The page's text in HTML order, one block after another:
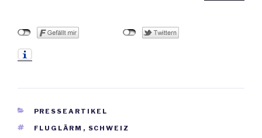
KATEGORIEN
PRESSEARTIKEL
SCHLAGWÖRTER
FLUGLÄRM , SCHWEIZ